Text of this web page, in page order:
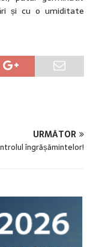
și cu o umiditate
URMĂTOR
îngrășămintelor!